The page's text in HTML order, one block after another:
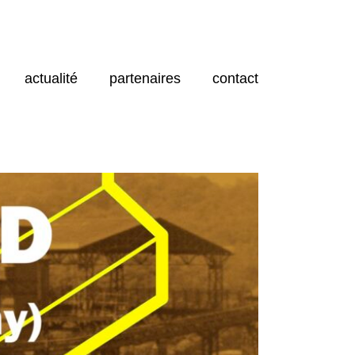
actualité partenaires contact